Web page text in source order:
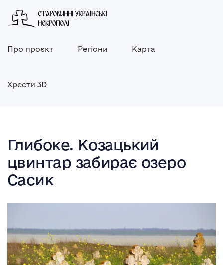
Про проєкт Регіони Карта
Хрести 3D
Глибоке. Козацький
цвинтар забирає озеро
Сасик